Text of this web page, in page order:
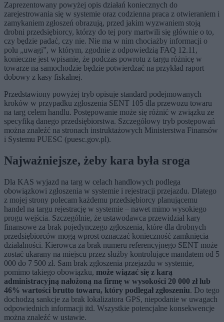
Zaprezentowany powyżej opis działań koniecznych do
zarejestrowania się w systemie oraz codzienna praca z otwieraniem i
zamykaniem zgłoszeń obrazują, przed jakim wyzwaniem stoją
drobni przedsiębiorcy, którzy do tej pory martwili się głównie o to,
czy będzie padać, czy nie. Nie ma w nim chociażby informacji o
polu „uwagi”, w którym, zgodnie z odpowiedzią FAQ 12.11,
konieczne jest wpisanie, że podczas powrotu z targu różnicę w
towarze na samochodzie będzie potwierdzać na przykład raport
dobowy z kasy fiskalnej.
Przedstawiony powyżej tryb opisuje standard podejmowanych
kroków w przypadku zgłoszenia SENT 105 dla przewozu towaru
na targ celem handlu. Postępowanie może się różnić w związku ze
specyfiką danego przedsiębiorstwa. Szczegółowy tryb postępowań
można znaleźć na stronach instruktażowych Ministerstwa Finansów
i Systemu PUESC (puesc.gov.pl).
Najważniejsze, żeby kara była sroga
Dla KAS wyjazd na targ w celach handlowych podlega
obowiązkowi zgłoszenia w systemie i rejestracji przejazdu. Dlatego
z mojej strony polecam każdemu przedsiębiorcy planującemu
handel na targu rejestrację w systemie – nawet mimo wysokiego
progu wejścia. Szczególnie, że ustawodawca przewidział kary
finansowe za brak pojedynczego zgłoszenia, które dla drobnych
przedsiębiorców mogą wprost oznaczać konieczność zamknięcia
działalności. Kierowca za brak numeru referencyjnego SENT może
zostać ukarany na miejscu przez służby kontrolujące mandatem od 5
000 do 7 500 zł. Sam brak zgłoszenia przejazdu w systemie,
pomimo takiego obowiązku, może wiązać się z karą
administracyjną nałożoną na firmę w wysokości 20 000 zł lub
46% wartości brutto towaru, który podlegał zgłoszeniu. Do tego
dochodzą sankcje za brak lokalizatora GPS, niepodanie w uwagach
odpowiednich informacji itd. Wszystkie potencjalne konsekwencje
można znaleźć w ustawie.